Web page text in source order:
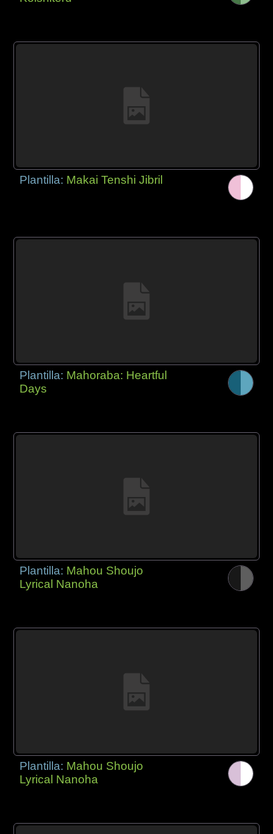
Plantilla: Makai Tenshi Jibril
Plantilla: Mahoraba: Heartful
Days
Plantilla: Mahou Shoujo
Lyrical Nanoha
Plantilla: Mahou Shoujo
Lyrical Nanoha